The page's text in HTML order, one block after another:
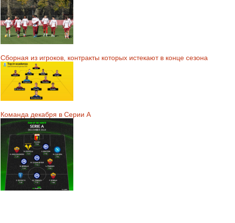
Сборная из игроков, контракты которых истекают в конце сезона
Команда декабря в Серии А